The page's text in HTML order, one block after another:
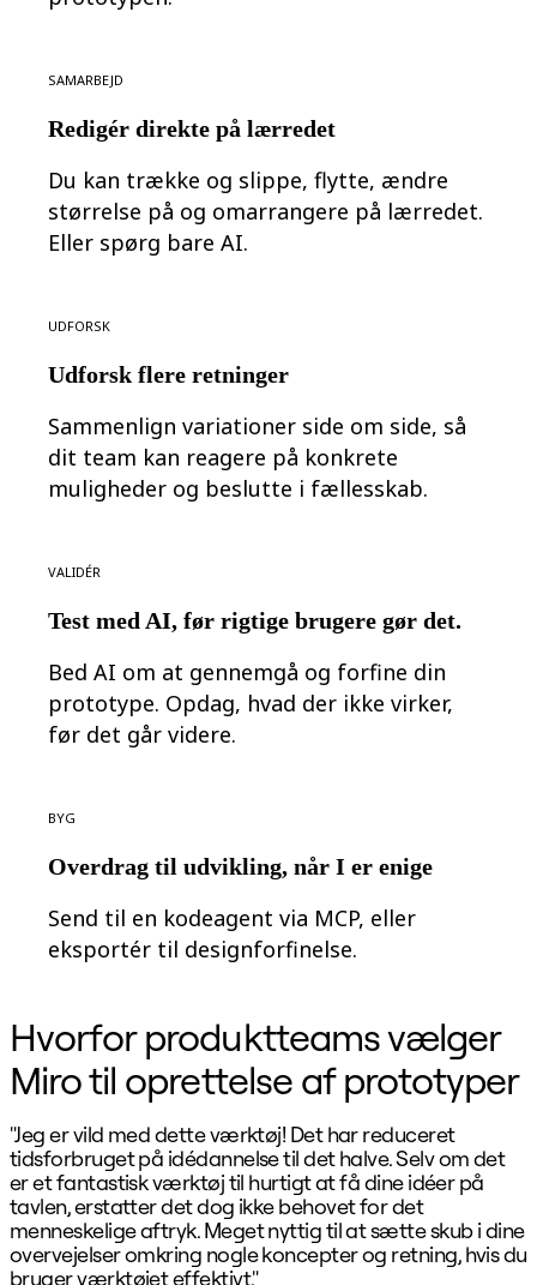
Samarbejd
Redigér direkte på lærredet
Du kan trække og slippe, flytte, ændre
størrelse på og omarrangere på lærredet.
Eller spørg bare AI.
Udforsk
Udforsk flere retninger
Sammenlign variationer side om side, så
dit team kan reagere på konkrete
muligheder og beslutte i fællesskab.
Validér
Test med AI, før rigtige brugere gør det.
Bed AI om at gennemgå og forfine din
prototype. Opdag, hvad der ikke virker,
før det går videre.
Byg
Overdrag til udvikling, når I er enige
Send til en kodeagent via MCP, eller
eksportér til designforfinelse.
Hvorfor produktteams vælger
Miro til oprettelse af prototyper
"Jeg er vild med dette værktøj! Det har reduceret
tidsforbruget på idédannelse til det halve. Selv om det
er et fantastisk værktøj til hurtigt at få dine idéer på
tavlen, erstatter det dog ikke behovet for det
menneskelige aftryk. Meget nyttig til at sætte skub i dine
overvejelser omkring nogle koncepter og retning, hvis du
bruger værktøjet effektivt."